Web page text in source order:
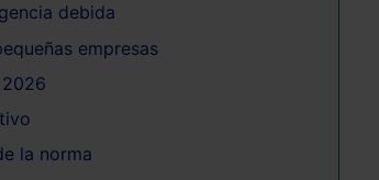
debida
empresas
la norma